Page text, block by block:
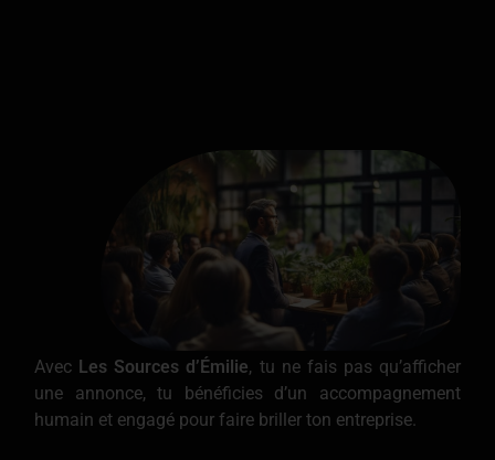
Avec Les Sources d’Émilie, tu ne fais pas qu’afficher
une annonce, tu bénéficies d’un accompagnement
humain et engagé pour faire briller ton entreprise.